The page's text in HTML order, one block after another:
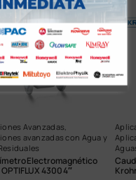
Avanzadas,
avanzadas con Agua y
Electromagnético
4300 4″